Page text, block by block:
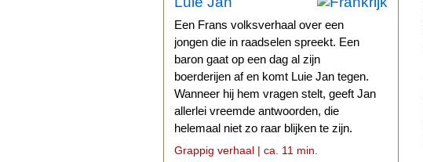
Een Frans volksverhaal over een
jongen die in raadselen spreekt. Een
baron gaat op een dag al zijn
boerderijen af en komt Luie Jan tegen.
Wanneer hij hem vragen stelt, geeft Jan
allerlei vreemde antwoorden, die
helemaal niet zo raar blijken te zijn.
Grappig verhaal | ca. 11 min.